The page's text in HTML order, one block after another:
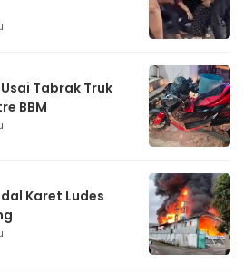
Tabrak Truk
BBM
Karet Ludes